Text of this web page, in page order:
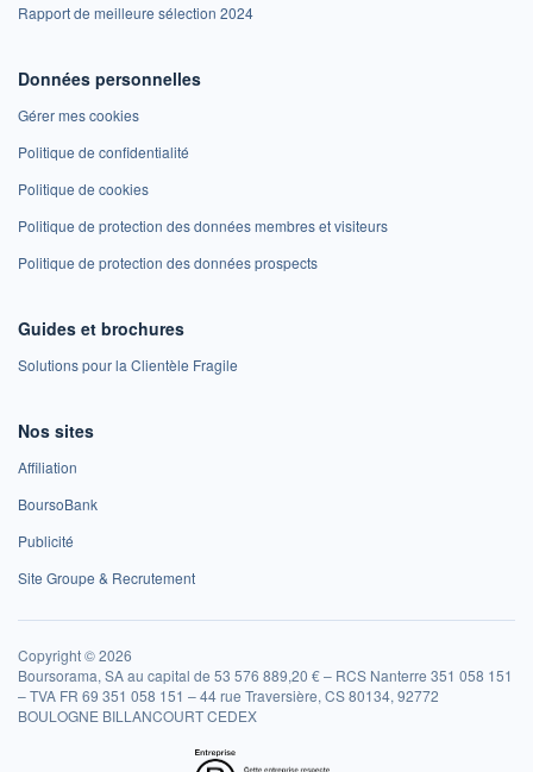
Rapport de meilleure sélection 2024
Données personnelles
Gérer mes cookies
Politique de confidentialité
Politique de cookies
Politique de protection des données membres et visiteurs
Politique de protection des données prospects
Guides et brochures
Solutions pour la Clientèle Fragile
Nos sites
Affiliation
BoursoBank
Publicité
Site Groupe & Recrutement
Copyright © 2026
Boursorama, SA au capital de 53 576 889,20 € – RCS Nanterre 351 058 151
– TVA FR 69 351 058 151 – 44 rue Traversière, CS 80134, 92772
BOULOGNE BILLANCOURT CEDEX